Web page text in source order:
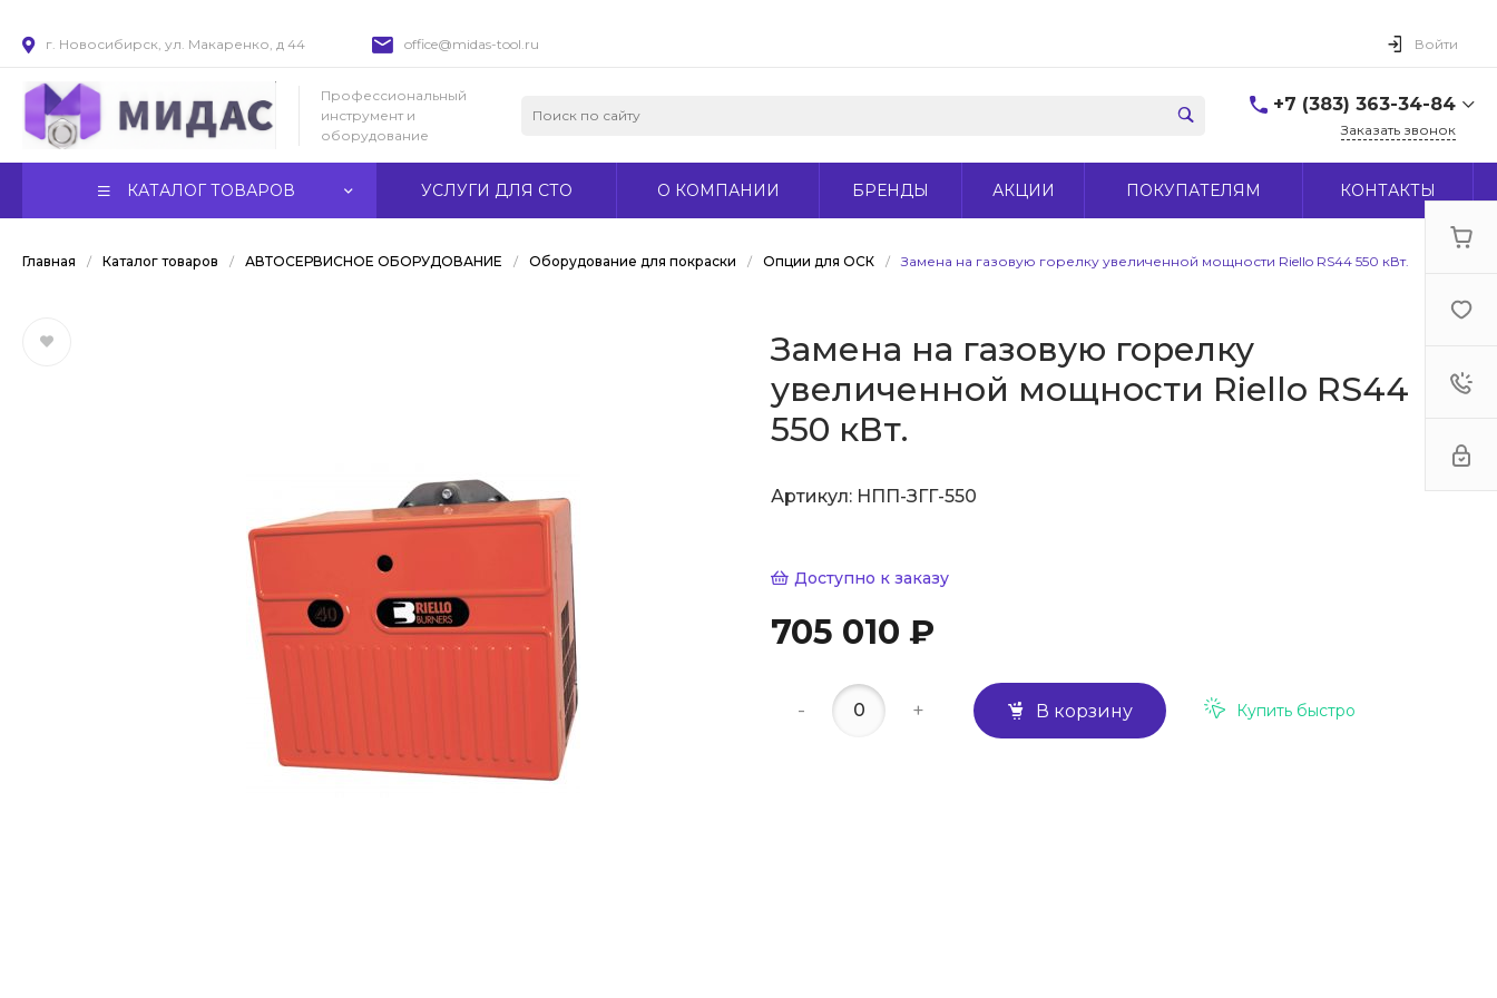
г. Новосибирск, ул. Макаренко, д 44 office@midas-tool.ru Войти
Профессиональный
инструмент и
оборудование
+7 (383) 363-34-84
г. Новосибирск, ул.
Заказать звонок
КАТАЛОГ ТОВАРОВ УСЛУГИ ДЛЯ СТО О КОМПАНИИ БРЕНДЫ АКЦИИ ПОКУПАТЕЛЯМ КОНТАКТЫ
Главная / Каталог товаров / АВТОСЕРВИСНОЕ ОБОРУДОВАНИЕ / Оборудование для покраски / Опции для ОСК / Замена на газовую горелку увеличенной мощности Riello RS44 550 кВт.
Замена на газовую горелку
увеличенной мощности Riello RS44
550 кВт.
Артикул: НПП-ЗГГ-550
Доступно к заказу
705 010 ₽
- + В корзину Купить быстро